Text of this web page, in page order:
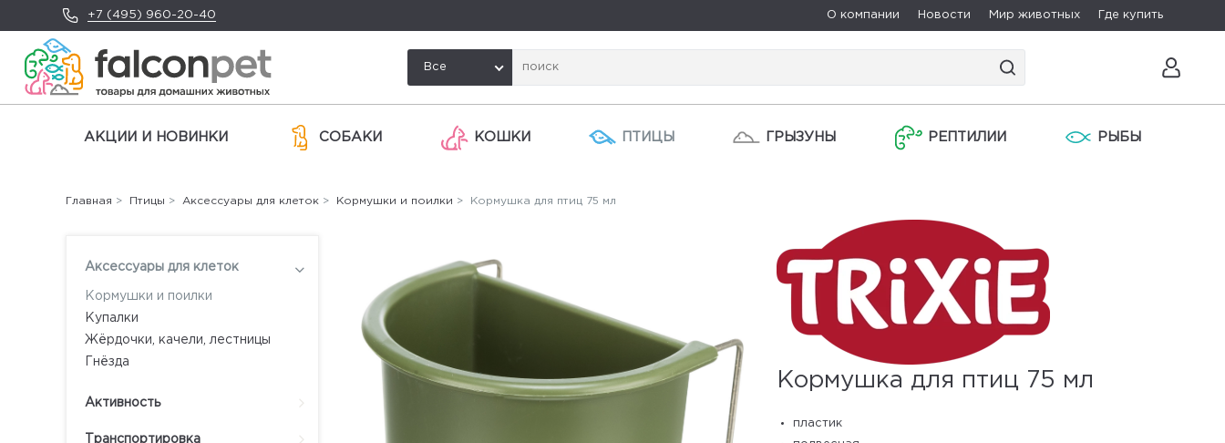
+7 (495) 960-20-40 О компании Новости Мир животных Где купить
Все
АКЦИИ И НОВИНКИ СОБАКИ КОШКИ ПТИЦЫ ГРЫЗУНЫ РЕПТИЛИИ РЫБЫ
Аксессуары для клеток
Кормушки и поилки
Купалки
Жёрдочки, качели, лестницы
Гнёзда
Активность
Транспортировка
Главная > Птицы > Аксессуары для клеток > Кормушки и поилки > Кормушка для птиц 75 мл
Кормушка для птиц 75 мл
пластик